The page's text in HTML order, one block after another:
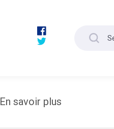
En savoir plus